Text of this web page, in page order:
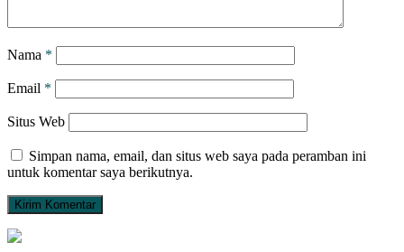
Nama *
Email *
Situs Web
Simpan nama, email, dan situs web saya pada peramban ini
untuk komentar saya berikutnya.